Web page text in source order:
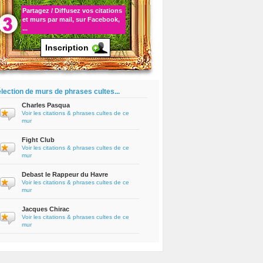
Partagez / Diffusez vos citations
et murs par mail, sur Facebook,
...
Inscription
de murs de phrases cultes...
Charles Pasqua
Voir les citations & phrases cultes de ce
mur
Fight Club
Voir les citations & phrases cultes de ce
mur
Debast le Rappeur du Havre
Voir les citations & phrases cultes de ce
mur
Jacques Chirac
Voir les citations & phrases cultes de ce
mur